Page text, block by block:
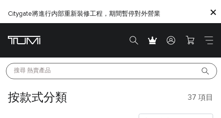
Citygate將進行内部重新裝修工程，期間暫停對外營業
搜尋 熱賣產品
按款式分類 37 項目